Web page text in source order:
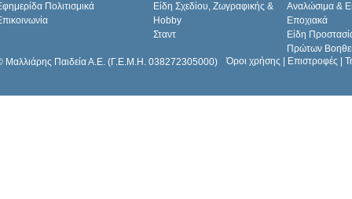
Πολιτισμικά
Είδη Σχεδίου, Ζωγραφικής &
Hobby
Αναλώσιμα &
Εποχιακά
Σταντ
Είδη
Πρώτων
Μαλλιάρης Παιδεία Α.Ε. (Γ.Ε.Μ.Η. 038272305000)
Όροι χρήσης Επιστροφές